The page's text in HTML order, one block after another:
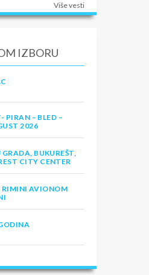
Više vesti
IZBORU
PIRAN – BLED –
2026
BUKUREŠT,
CITY CENTER
RIMINI AVIONOM